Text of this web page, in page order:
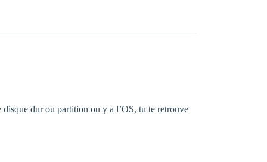
dur ou partition ou y a l’OS, tu te retrouve